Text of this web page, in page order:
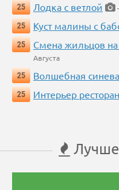
25
Лодка с ветлой
25
Куст малины с
25
Смена жильцов
Августа
25
Волшебная синева
25
Интерьер